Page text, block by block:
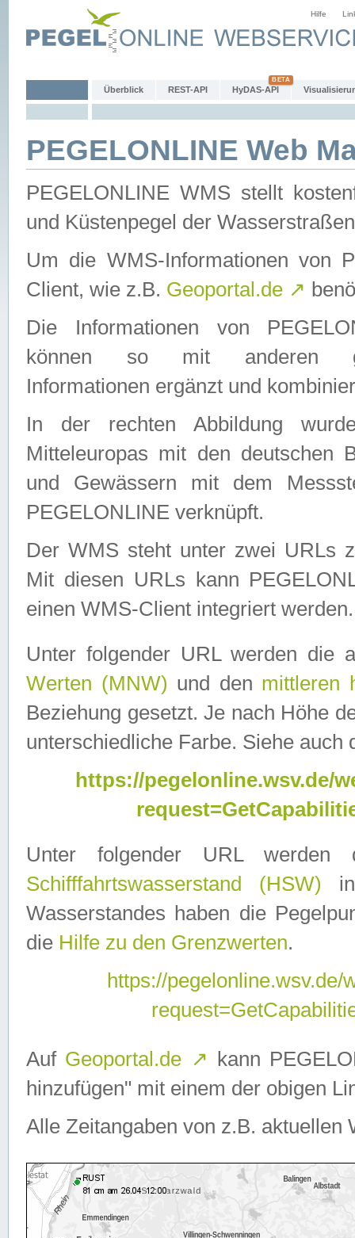
Hilfe
Überblick REST-API HyDAS-API
PEGELONLINE Web
PEGELONLINE WMS stellt
und Küstenpegel der
Um die WMS-Informationen von
Client, wie z.B. Geoportal.de ↗
Die Informationen von
können so mit anderen
Informationen ergänzt und
In der rechten Abbildung
Mitteleuropas mit den deutschen
und Gewässern mit dem
PEGELONLINE verknüpft.
Der WMS steht unter zwei URLs
Mit diesen URLs kann
einen WMS-Client integriert werden.
Unter folgender URL werden die
Werten (MNW) und den mittleren
Beziehung gesetzt. Je nach Höhe
unterschiedliche Farbe. Siehe auch
https://pegelonline.wsv.de/
Unter folgender URL
Schifffahrtswasserstand (HSW)
Wasserstandes haben die
die Hilfe zu den Grenzwerten.
https://
Auf Geoportal.de ↗ kann
hinzufügen" mit einem der obigen
Alle Zeitangaben von z.B. aktuellen